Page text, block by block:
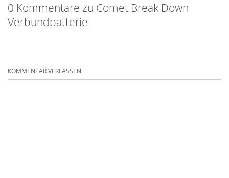
0 Kommentare zu Comet Break Down
Verbundbatterie
KOMMENTAR VERFASSEN